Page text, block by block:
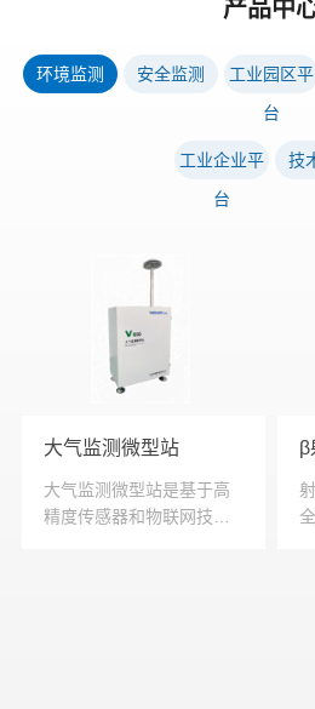
产品中
环境监测 安全监测
工业园区平
台
工业企业平
台
技
大气监测微型站
大气监测微型站是基于高
精度传感器和物联网技术